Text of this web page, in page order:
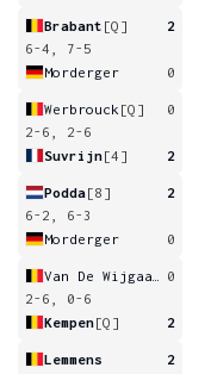
Brabant [Q]
2
6-4, 7-5
Morderger
0
Werbrouck [Q]
0
2-6, 2-6
Suvrijn[4] 2
Podda[8]
2
6-2, 6-3
Morderger
0
0
2-6, 0-6
Kempen[Q] 2
Lemmens
2